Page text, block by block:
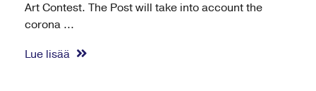
Art Contest. The Post will take into account the
corona ...
Lue lisää